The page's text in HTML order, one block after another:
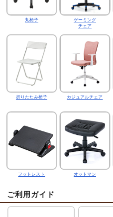
丸椅子
ゲーミング
チェア
折りたたみ椅子 カジュアルチェア
フットレスト オットマン
ご利用ガイド